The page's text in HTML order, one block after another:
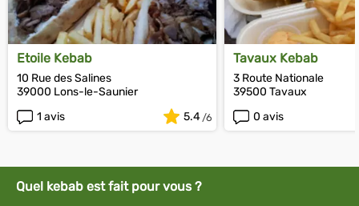
Etoile Kebab
10 Rue des Salines
39000 Lons-le-Saunier
1 avis
5.4
Tavaux Kebab
3 Route Nationale
39500 Tavaux
0 avis
Quel kebab est fait pour vous ?